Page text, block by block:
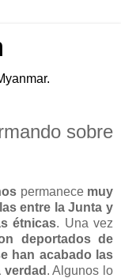
sobre
permanece muy
entre la Junta y
étnicas. Una vez
deportados de
han acabado las
verdad . Algunos lo